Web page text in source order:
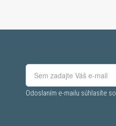
Odoslaním e-mailu súhlasíte so